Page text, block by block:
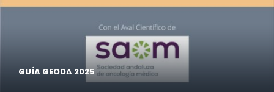
GUÍA GEODA 2025